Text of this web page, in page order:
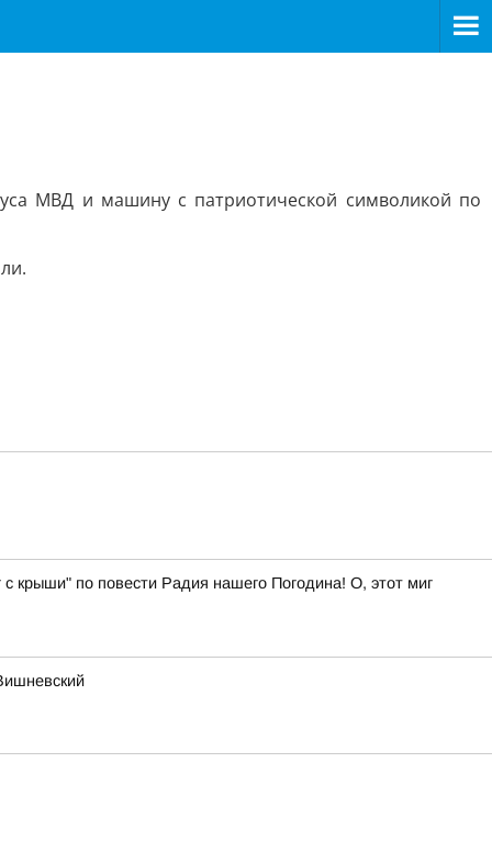
МВД и машину с патриотической символикой по
крыши" по повести Радия нашего Погодина! О, этот миг